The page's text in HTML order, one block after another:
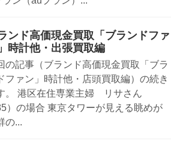
ンド高価現金買取「ブランドファ
時計他・出張買取編
の記事（ブランド高価現金買取「ブラ
ファン」時計他・店頭買取編）の続き
。 港区在住専業主婦 リサさん
）の場合 東京タワーが見える眺めが
の...